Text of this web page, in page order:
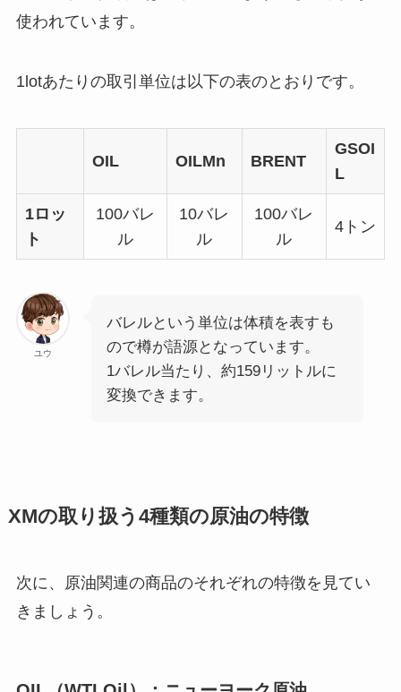
使われています。
1lotあたりの取引単位は以下の表のとおりです。
OIL OILMn BRENT
GSOI
L
1ロッ
ト
100バレ
ル
10バレ
ル
100バレ
ル
4トン
ユウ
バレルという単位は体積を表すも
ので樽が語源となっています。
1バレル当たり、約159リットルに
変換できます。
XMの取り扱う4種類の原油の特徴
次に、原油関連の商品のそれぞれの特徴を見てい
きましょう。